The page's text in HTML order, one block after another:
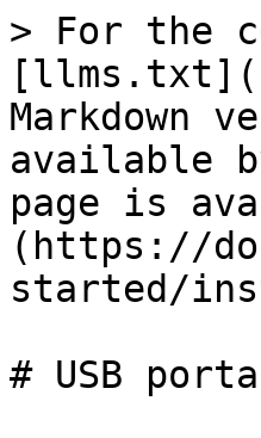
> For the
Markdown
available
page is
(https://
started/
# USB